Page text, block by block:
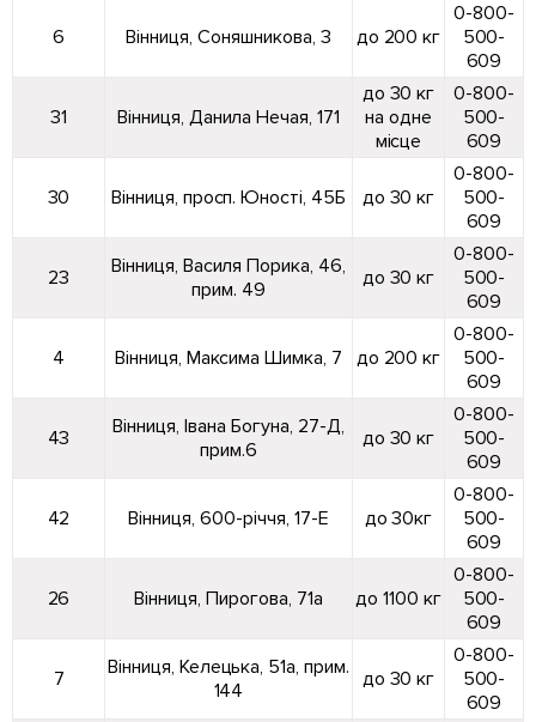
6 Вінниця, Соняшникова, 3 до 200 кг
0-800-
500-
609
31 Вінниця, Данила Нечая, 171
до 30 кг
на одне
місце
0-800-
500-
609
30 Вінниця, просп. Юності, 45Б до 30 кг
0-800-
500-
609
23
Вінниця, Василя Порика, 46,
прим. 49
до 30 кг
0-800-
500-
609
4 Вінниця, Максима Шимка, 7 до 200 кг
0-800-
500-
609
43
Вінниця, Івана Богуна, 27-Д,
прим.6
до 30 кг
0-800-
500-
609
42 Вінниця, 600-річчя, 17-Е до 30кг
0-800-
500-
609
26 Вінниця, Пирогова, 71а до 1100 кг
0-800-
500-
609
7
Вінниця, Келецька, 51а, прим.
144
до 30 кг
0-800-
500-
609